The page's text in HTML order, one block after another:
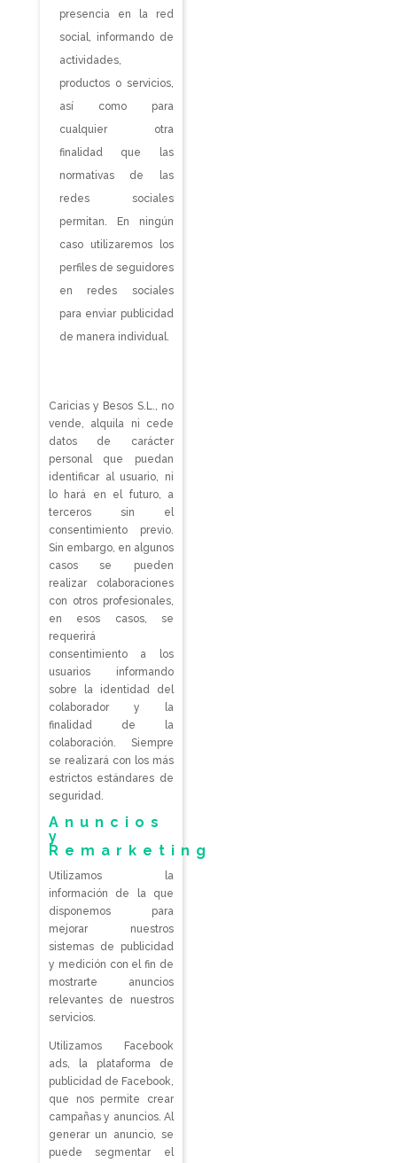
presencia en la red
social, informando de
actividades,
productos o servicios,
así como para
cualquier otra
finalidad que las
normativas de las
redes sociales
permitan. En ningún
caso utilizaremos los
perfiles de seguidores
en redes sociales
para enviar publicidad
de manera individual.
Caricias y Besos S.L., no
vende, alquila ni cede
datos de carácter
personal que puedan
identificar al usuario, ni
lo hará en el futuro, a
terceros sin el
consentimiento previo.
Sin embargo, en algunos
casos se pueden
realizar colaboraciones
con otros profesionales,
en esos casos, se
requerirá
consentimiento a los
usuarios informando
sobre la identidad del
colaborador y la
finalidad de la
colaboración. Siempre
se realizará con los más
estrictos estándares de
seguridad.
Anuncios
y
Remarketing
Utilizamos la
información de la que
disponemos para
mejorar nuestros
sistemas de publicidad
y medición con el fin de
mostrarte anuncios
relevantes de nuestros
servicios.
Utilizamos Facebook
ads, la plataforma de
publicidad de Facebook,
que nos permite crear
campañas y anuncios. Al
generar un anuncio, se
puede segmentar el